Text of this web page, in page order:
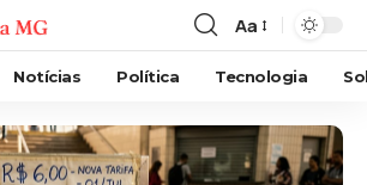
Aa
Notícias Política Tecnologia